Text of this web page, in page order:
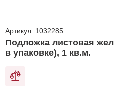
Артикул: 1032285
Подложка листовая
в упаковке), 1 кв.м.